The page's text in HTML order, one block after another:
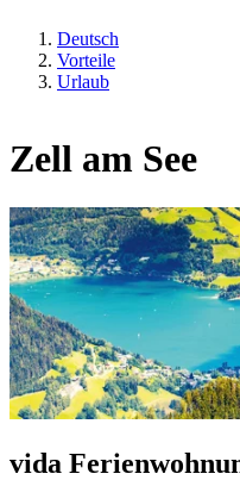
Deutsch
Vorteile
Urlaub
Zell am See
vida